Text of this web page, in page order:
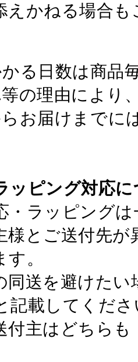
えかねる場合
る日数は商品
の理由により
お届けまでに
ッピング対応
・ラッピング
様とご送付先
。
同送を避けた
記載してくださ
付主はどちら